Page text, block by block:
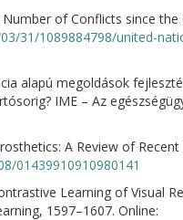
of Conflicts since
31/1089884798/united-
alapú megoldások
IME – Az
A Review of
01439910910980141
Learning of Visual
1597–1607. Online: